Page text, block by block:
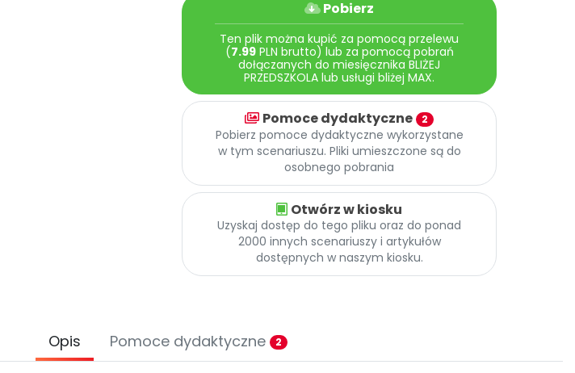
Pobierz
Ten plik można kupić za pomocą przelewu
(7.99PLN brutto) lub za pomocą pobrań
dołączanych do miesięcznika BLIŻEJ
PRZEDSZKOLA lub usługi bliżej MAX.
Pomoce dydaktyczne 2
Pobierz pomoce dydaktyczne wykorzystane
w tym scenariuszu. Pliki umieszczone są do
osobnego pobrania
Otwórz w kiosku
Uzyskaj dostęp do tego pliku oraz do ponad
2000 innych scenariuszy i artykułów
dostępnych w naszym kiosku.
Opis Pomoce dydaktyczne 2